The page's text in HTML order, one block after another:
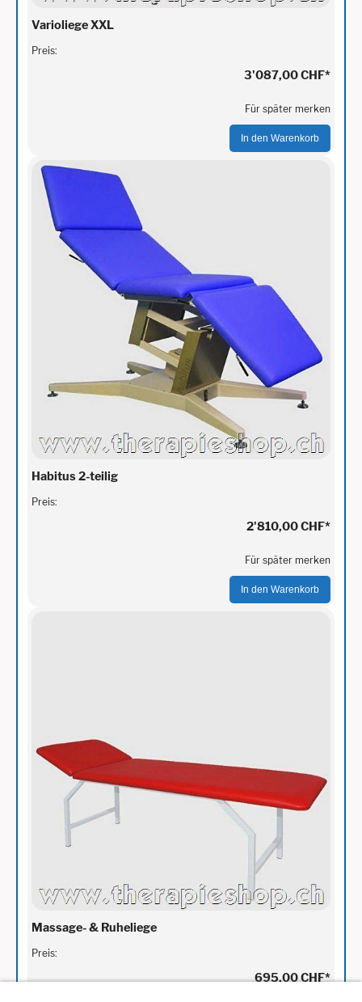
Varioliege XXL
Preis:
3'087,00 CHF*
Für später merken
In den Warenkorb
Habitus 2-teilig
Preis:
2'810,00 CHF*
Für später merken
In den Warenkorb
Massage- & Ruheliege
Preis:
695,00 CHF*